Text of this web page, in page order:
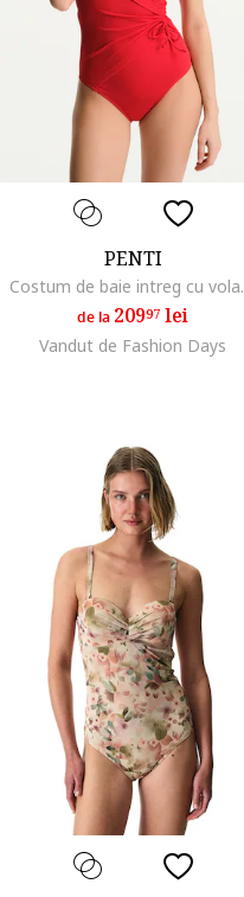
PENTI
de la 20997 lei
Vandut de Fashion Days